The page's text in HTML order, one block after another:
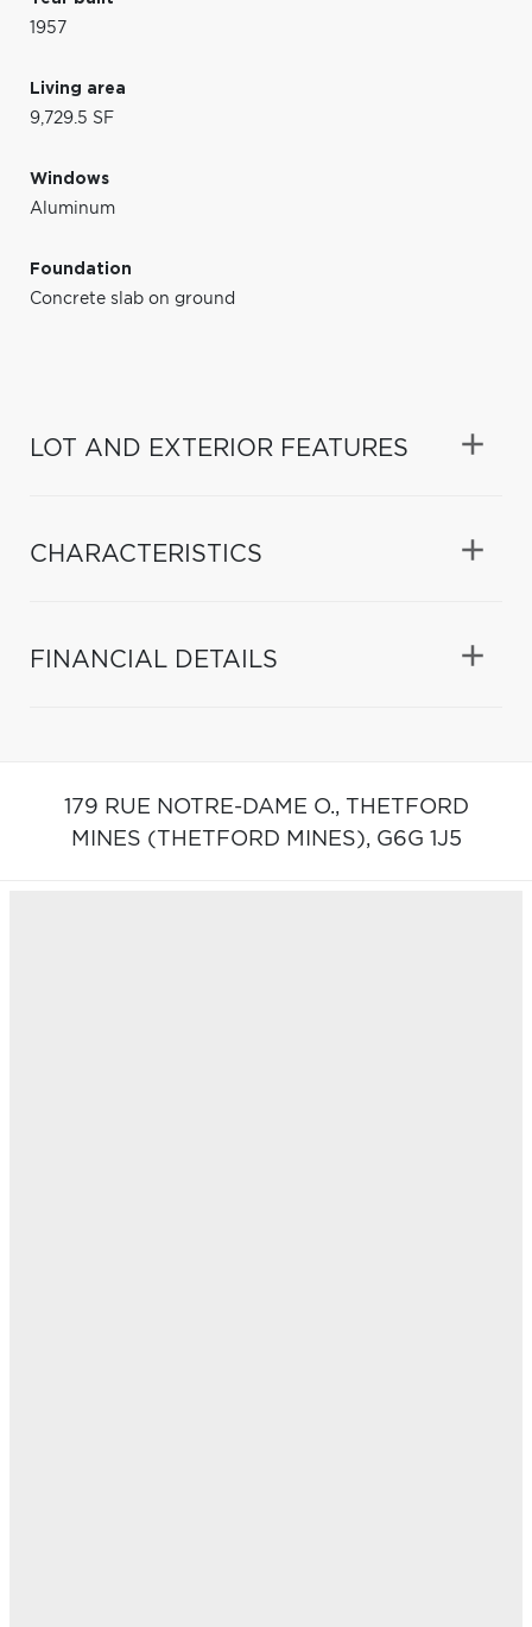
1957
Living area
9,729.5 SF
Windows
Aluminum
Foundation
Concrete slab on ground
LOT AND EXTERIOR FEATURES
CHARACTERISTICS
FINANCIAL DETAILS
179 RUE NOTRE-DAME O., THETFORD
MINES (THETFORD MINES), G6G 1J5